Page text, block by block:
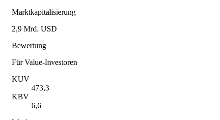
Marktkapitalisierung
2,9 Mrd. USD
Bewertung
Für Value-Investoren
KUV
473,3
KBV
6,6